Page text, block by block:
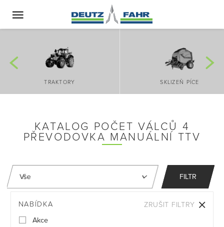
TRAKTORY SKLIZEŇ PÍCE
KATALOG POČET VÁLCŮ 4
PŘEVODOVKA MANUÁLNÍ TTV
FILTR
NABÍDKA
Akce
ZRUŠIT FILTRY